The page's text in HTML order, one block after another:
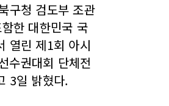
구청 검도부 조관
한 대한민국 국
열린 제1회 아시
수권대회 단체전
3일 밝혔다.